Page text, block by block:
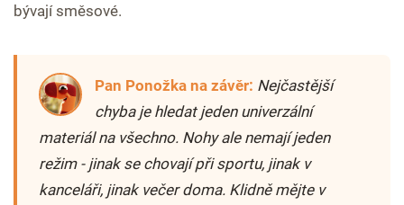
bývají směsové.
Pan Ponožka na závěr: Nejčastější
chyba je hledat jeden univerzální
materiál na všechno. Nohy ale nemají jeden
režim - jinak se chovají při sportu, jinak v
kanceláři, jinak večer doma. Klidně mějte v